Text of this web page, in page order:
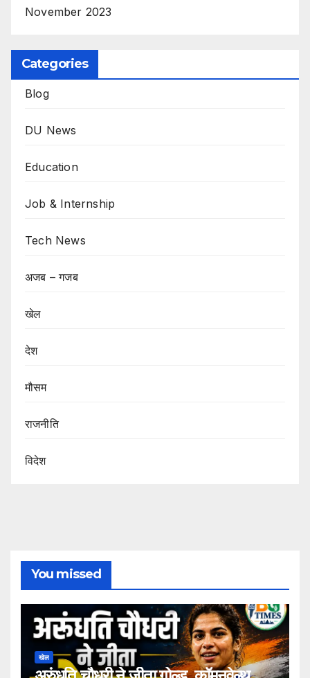
November 2023
Categories
Blog
DU News
Education
Job & Internship
Tech News
अजब – गजब
खेल
देश
मौसम
राजनीति
विदेश
You missed
खेल